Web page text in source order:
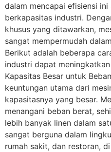
dalam mencapai efisiensi ini
berkapasitas industri.
khusus yang ditawarkan,
sangat mempermudah
Berikut adalah beberapa
industri dapat
Kapasitas Besar untuk
keuntungan utama dari
kapasitasnya yang besar.
menangani beban berat,
lebih banyak linen dalam
sangat berguna dalam
rumah sakit, dan restoran,